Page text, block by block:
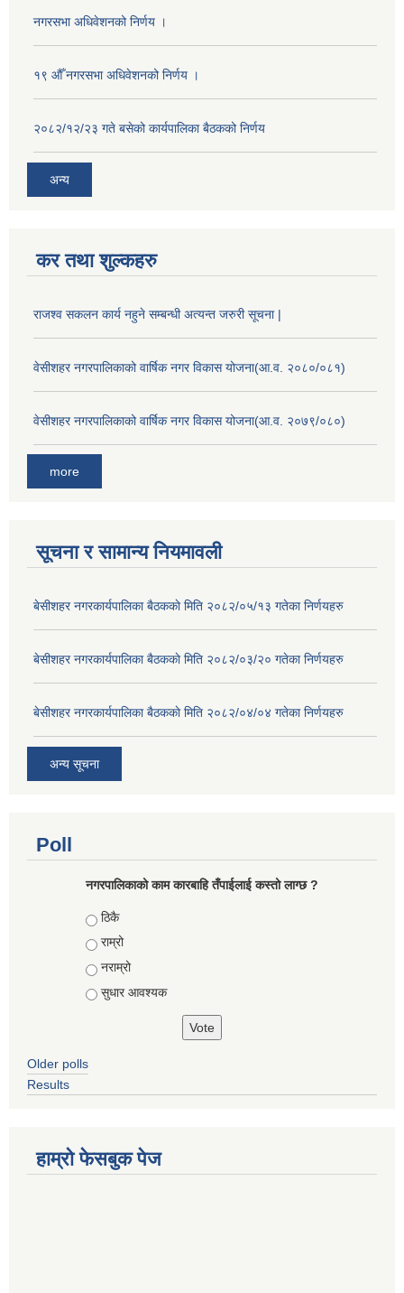
नगरसभा अधिवेशनको निर्णय ।
१९ औँ नगरसभा अधिवेशनको निर्णय ।
२०८२/१२/२३ गते बसेको कार्यपालिका बैठकको निर्णय
अन्य
कर तथा शुल्कहरु
राजश्व सकलन कार्य नहुने सम्बन्धी अत्यन्त जरुरी सूचना |
वेसीशहर नगरपालिकाको वार्षिक नगर विकास योजना(आ.व. २०८०/०८१)
वेसीशहर नगरपालिकाको वार्षिक नगर विकास योजना(आ.व. २०७९/०८०)
more
सूचना र सामान्य नियमावली
बे‍‍सीशहर नगरकार्यपालिका बैठककाे मिति २०८२/०५/१३ गतेका निर्णयहरु
बे‍‍सीशहर नगरकार्यपालिका बैठककाे मिति २०८२/०३/२० गतेका निर्णयहरु
बे‍‍सीशहर नगरकार्यपालिका बैठककाे मिति २०८२/०४/०४ गतेका निर्णयहरु
अन्य सूचना
Poll
नगरपालिकाको काम कारबाहि तँपाईलाई कस्तो लाग्छ ?
Choices
ठिकै
राम्रो
नराम्रो
सुधार आवश्यक
Older polls
Results
हाम्रो फेसबुक पेज